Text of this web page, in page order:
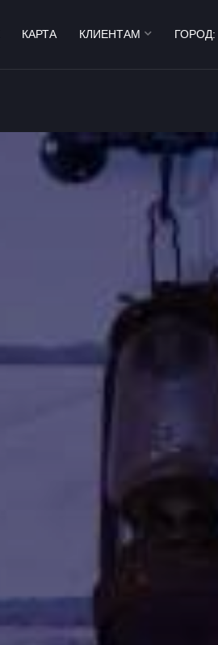
КАРТА КЛИЕНТАМ ГОРОД: